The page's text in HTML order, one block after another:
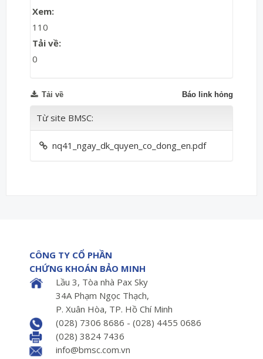
Xem:
110
Tải về:
0
Báo link hỏng
Tải về
Từ site BMSC:
nq41_ngay_dk_quyen_co_dong_en.pdf
CÔNG TY CỔ PHẦN
CHỨNG KHOÁN BẢO MINH
Lầu 3, Tòa nhà Pax Sky
34A Phạm Ngọc Thạch,
P. Xuân Hòa, TP. Hồ Chí Minh
(028) 7306 8686 - (028) 4455 0686
(028) 3824 7436
info@bmsc.com.vn